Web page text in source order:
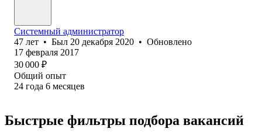
Системный администратор
47 лет • Был 20 декабря 2020 • Обновлено
17 февраля 2017
30 000 ₽
Общий опыт
24 года 6 месяцев
Быстрые фильтры подбора вакансий